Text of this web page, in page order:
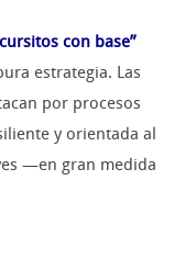
con base”
estrategia. Las
por procesos
y orientada al
—en gran medida